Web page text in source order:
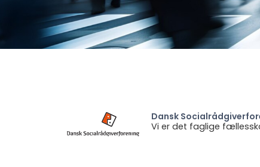
Dansk
Vi er det faglige